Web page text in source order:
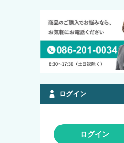
ログイン
ログイン